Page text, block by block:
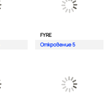
FYRE
Откровение 5